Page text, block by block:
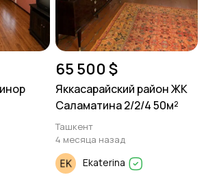
65 500 $
Яккасарайский район ЖК
Саламатина 2/2/4 50м²
Ташкент
4 месяца назад
Ekaterina